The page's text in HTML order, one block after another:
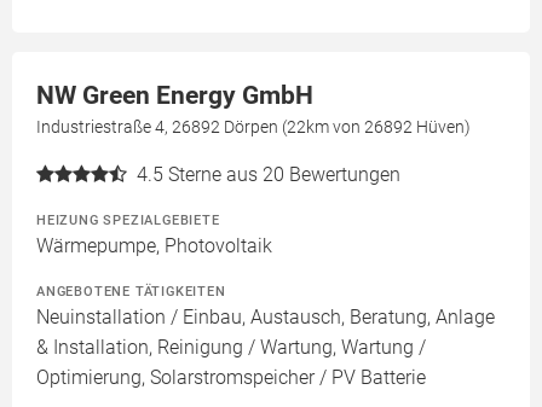
NW Green Energy GmbH
Industriestraße 4, 26892 Dörpen (22km von 26892 Hüven)
4.5 Sterne aus 20 Bewertungen
HEIZUNG SPEZIALGEBIETE
Wärmepumpe, Photovoltaik
ANGEBOTENE TÄTIGKEITEN
Neuinstallation / Einbau, Austausch, Beratung, Anlage
& Installation, Reinigung / Wartung, Wartung /
Optimierung, Solarstromspeicher / PV Batterie